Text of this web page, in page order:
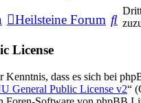
Heilsteine Forum
License
Kenntnis, dass es sich bei
General Public License v2“